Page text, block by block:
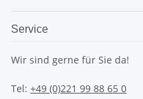
Service
Wir sind gerne für Sie da!
Tel: +49 (0)221 99 88 65 0